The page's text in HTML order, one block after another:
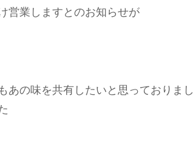
営業しますとのお知らせが
あの味を共有したいと思っておりまし